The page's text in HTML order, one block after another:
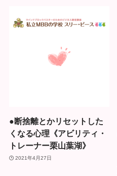
●断捨離とかリセットした
くなる心理《アビリティ・
トレーナー栗山葉湖》
2021年4月27日